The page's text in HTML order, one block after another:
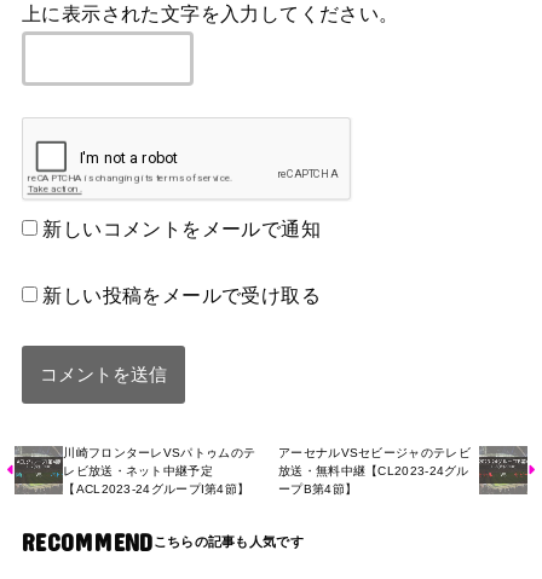
上に表示された文字を入力してください。
新しいコメントをメールで通知
新しい投稿をメールで受け取る
川崎フロンターレVSパトゥムのテ
レビ放送・ネット中継予定
【ACL2023-24グループI第4節】
アーセナルVSセビージャのテレビ
放送・無料中継【CL2023-24グル
ープB第4節】
RECOMMEND